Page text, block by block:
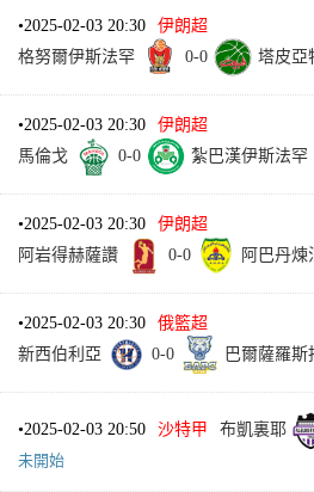
•2025-02-03 20:30
伊朗超
格努爾伊斯法罕
0-0 塔皮亞
•2025-02-03 20:30
伊朗超
馬倫戈
0-0 紮巴漢伊斯法罕
•2025-02-03 20:30
伊朗超
阿岩得赫薩讚
0-0 阿巴丹煉
•2025-02-03 20:30
俄籃超
新西伯利亞
0-0 巴爾薩羅斯
•2025-02-03 20:50 沙特甲 布凱裏耶
未開始